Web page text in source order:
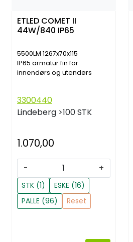
ETLED COMET II
44W/840 IP65
5500LM 1267x70x115
IP65 armatur fin for
innendørs og utendørs
3300440
Lindeberg >100 STK
1.070,00
- +
STK (1)
ESKE (16)
PALLE (96)
Reset